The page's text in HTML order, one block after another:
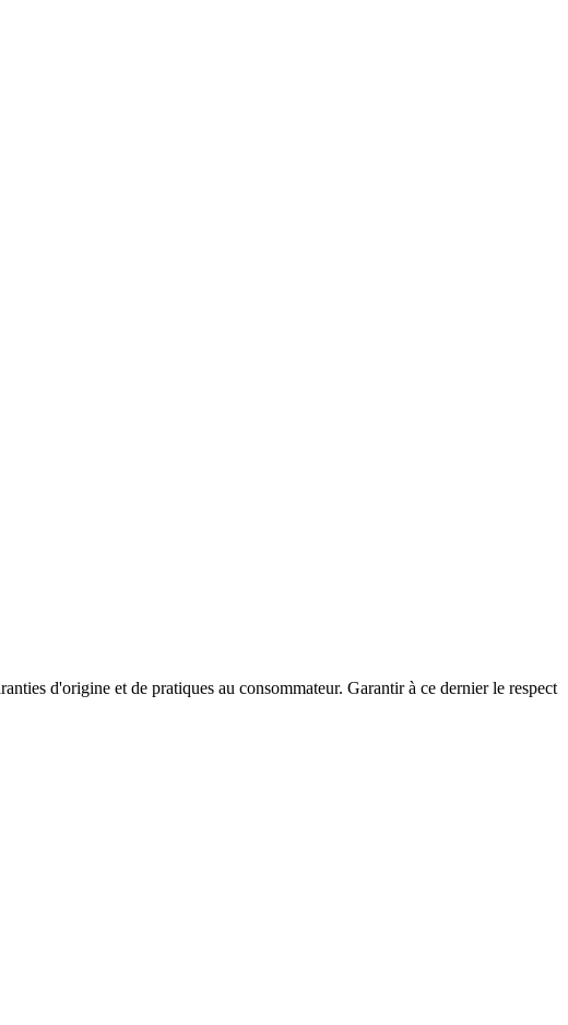
d'origine et de pratiques au consommateur. Garantir à ce dernier le respect